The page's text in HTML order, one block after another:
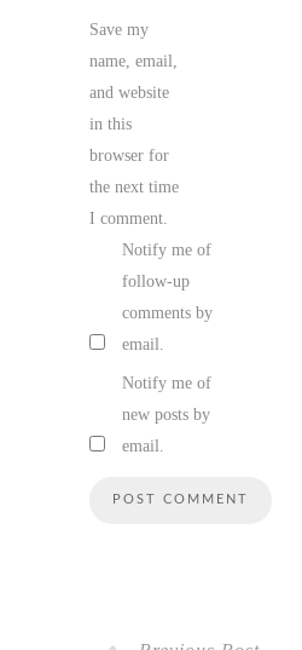
Save my
name, email,
and website
in this
browser for
the next time
I comment.
Notify me of
follow-up
comments by
email.
Notify me of
new posts by
email.